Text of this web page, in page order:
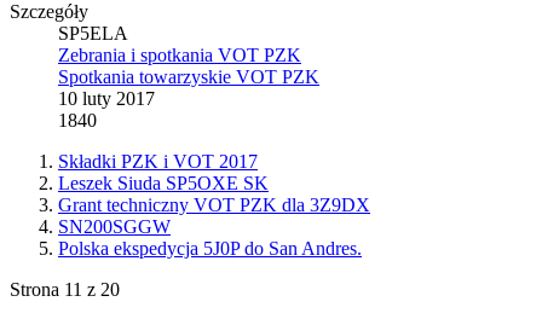
Szczegóły
SP5ELA
Zebrania i spotkania VOT PZK
Spotkania towarzyskie VOT PZK
10 luty 2017
1840
Składki PZK i VOT 2017
Leszek Siuda SP5OXE SK
Grant techniczny VOT PZK dla 3Z9DX
SN200SGGW
Polska ekspedycja 5J0P do San Andres.
Strona 11 z 20